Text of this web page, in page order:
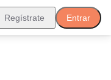
Regístrate Entrar